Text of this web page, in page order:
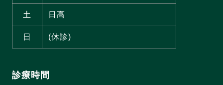
土 日髙
日 (休診)
診療時間